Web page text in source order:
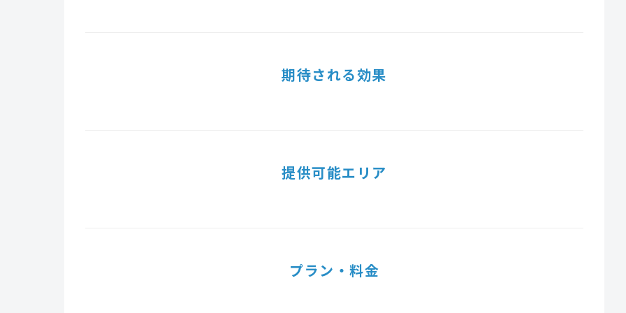
期待される効果
提供可能エリア
プラン・料金